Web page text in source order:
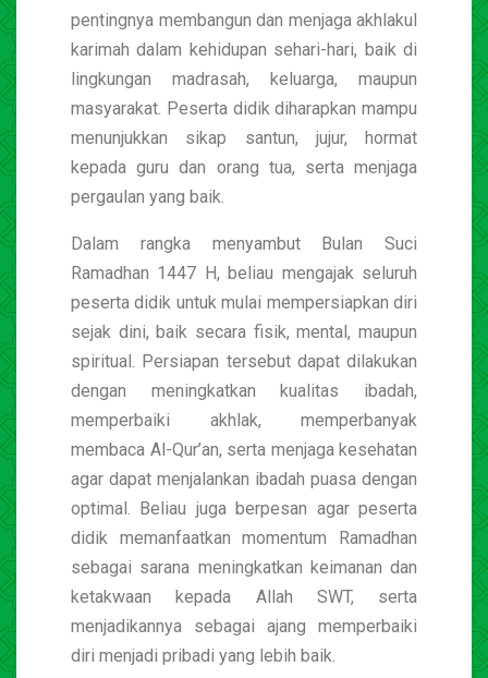
pentingnya membangun dan menjaga akhlakul
karimah dalam kehidupan sehari-hari, baik di
lingkungan madrasah, keluarga, maupun
masyarakat. Peserta didik diharapkan mampu
menunjukkan sikap santun, jujur, hormat
kepada guru dan orang tua, serta menjaga
pergaulan yang baik.
Dalam rangka menyambut Bulan Suci
Ramadhan 1447 H, beliau mengajak seluruh
peserta didik untuk mulai mempersiapkan diri
sejak dini, baik secara fisik, mental, maupun
spiritual. Persiapan tersebut dapat dilakukan
dengan meningkatkan kualitas ibadah,
memperbaiki akhlak, memperbanyak
membaca Al-Qur’an, serta menjaga kesehatan
agar dapat menjalankan ibadah puasa dengan
optimal. Beliau juga berpesan agar peserta
didik memanfaatkan momentum Ramadhan
sebagai sarana meningkatkan keimanan dan
ketakwaan kepada Allah SWT, serta
menjadikannya sebagai ajang memperbaiki
diri menjadi pribadi yang lebih baik.